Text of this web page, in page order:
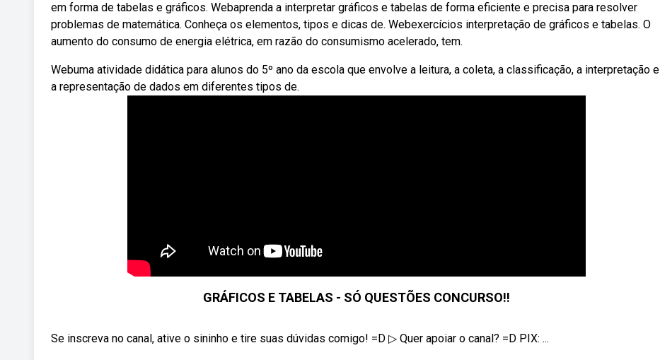
em forma de tabelas e gráficos. Webaprenda a interpretar gráficos e tabelas de forma eficiente e precisa para resolver
problemas de matemática. Conheça os elementos, tipos e dicas de. Webexercícios interpretação de gráficos e tabelas. O
aumento do consumo de energia elétrica, em razão do consumismo acelerado, tem.
Webuma atividade didática para alunos do 5º ano da escola que envolve a leitura, a coleta, a classificação, a interpretação e
a representação de dados em diferentes tipos de.
GRÁFICOS E TABELAS - SÓ QUESTÕES CONCURSO!!
Se inscreva no canal, ative o sininho e tire suas dúvidas comigo! =D ▷ Quer apoiar o canal? =D PIX: ...